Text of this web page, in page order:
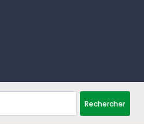
Rechercher